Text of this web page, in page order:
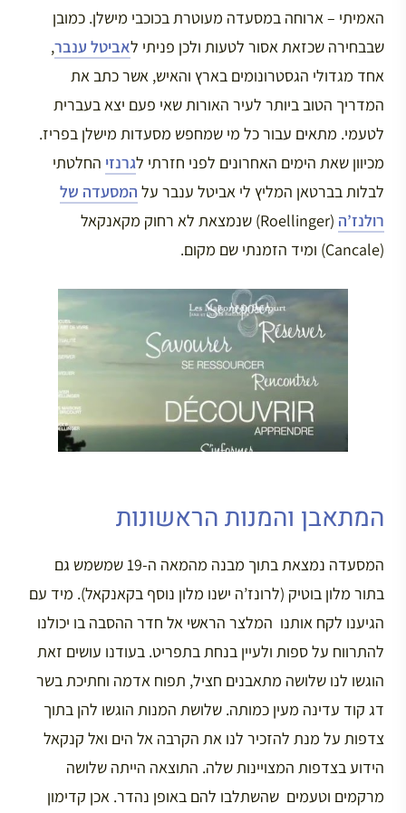
האמיתי – ארוחה במסעדה מעוטרת בכוכבי מישלן. כמובן
שבבחירה שכזאת אסור לטעות ולכן פניתי לאביטל ענבר,
אחד מגדולי הגסטרונומים בארץ והאיש, אשר כתב את
המדריך הטוב ביותר לעיר האורות שאי פעם יצא בעברית
לטעמי. מתאים עבור כל מי שמחפש מסעדות מישלן בפריז.
מכיוון שאת הימים האחרונים לפני חזרתי לגרנזי החלטתי
לבלות בברטאן המליץ לי אביטל ענבר על המסעדה של
רולנז’ה
(Roellinger) שנמצאת לא רחוק מקאנקאל
(Cancale) ומיד הזמנתי שם מקום.
המתאבן והמנות הראשונות
המסעדה נמצאת בתוך מבנה מהמאה ה-19 שמשמש גם
בתור מלון בוטיק (לרונז’ה ישנו מלון נוסף בקאנקאל). מיד עם
הגיענו לקח אותנו המלצר הראשי אל חדר ההסבה בו יכולנו
להתרווח על ספות ולעיין בנחת בתפריט. בעודנו עושים זאת
הוגשו לנו שלושה מתאבנים חציל, תפוח אדמה וחתיכת בשר
דג קוד עדינה מעין כמותה. שלושת המנות הוגשו להן בתוך
צדפות על מנת להזכיר לנו את הקרבה אל הים ואל קנקאל
הידוע בצדפות המצויינות שלה. התוצאה הייתה שלושה
מרקמים וטעמים שהשתלבו להם באופן נהדר. אכן קדימון